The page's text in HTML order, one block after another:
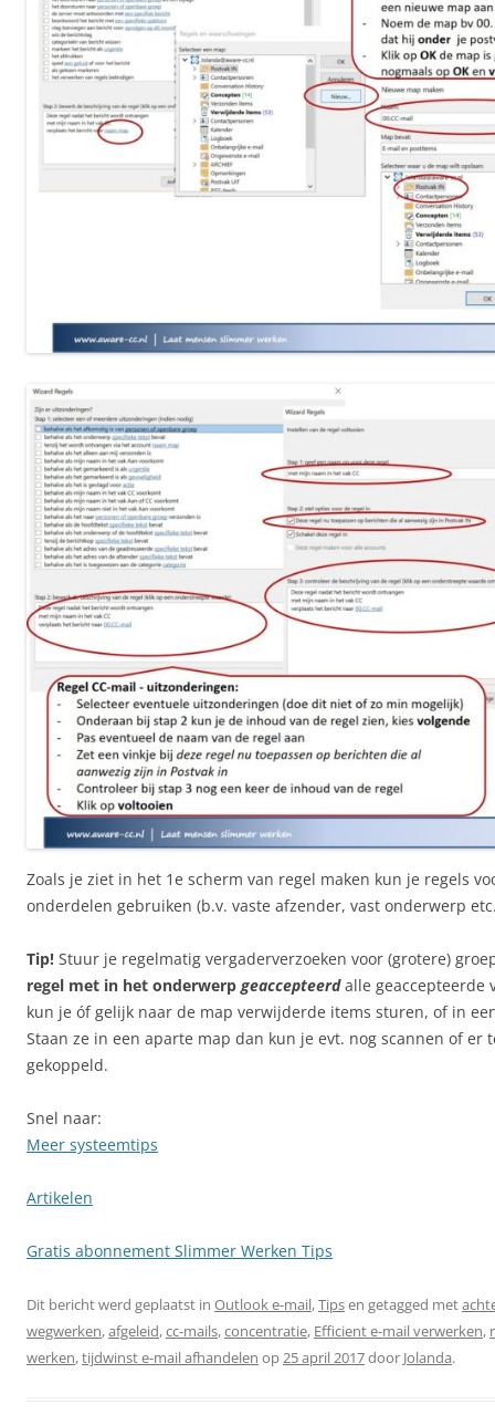
Zoals je ziet in het 1e scherm van regel maken kun je regels
onderdelen gebruiken (b.v. vaste afzender, vast onderwerp
Tip! Stuur je regelmatig vergaderverzoeken voor (grotere)
regel met in het onderwerp geaccepteerdalle geaccepteerde
kun je óf gelijk naar de map verwijderde items sturen, of in
Staan ze in een aparte map dan kun je evt. nog scannen of er
gekoppeld.
Snel naar:
Meer systeemtips
Artikelen
Gratis abonnement Slimmer Werken Tips
Dit bericht werd geplaatst in Outlook e-mail,Tipsen getagged met
wegwerken,afgeleid,cc-mails,concentratie, Efficient e-mail verwerken,
werken,tijdwinst e-mail afhandelen op25 april 2017door Jolanda.